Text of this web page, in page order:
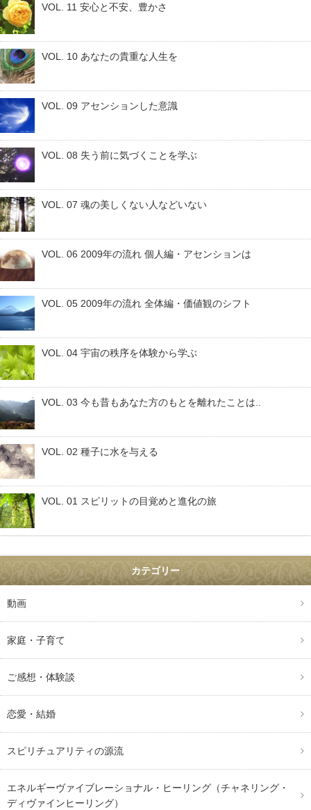
VOL. 11 安心と不安、豊かさ
VOL. 10 あなたの貴重な人生を
VOL. 09 アセンションした意識
VOL. 08 失う前に気づくことを学ぶ
VOL. 07 魂の美しくない人などいない
VOL. 06 2009年の流れ 個人編・アセンションは
VOL. 05 2009年の流れ 全体編・価値観のシフト
VOL. 04 宇宙の秩序を体験から学ぶ
VOL. 03 今も昔もあなた方のもとを離れたことは..
VOL. 02 種子に水を与える
VOL. 01 スピリットの目覚めと進化の旅
カテゴリー
動画
家庭・子育て
ご感想・体験談
恋愛・結婚
スピリチュアリティの源流
エネルギーヴァイブレーショナル・ヒーリング（チャネリング・
ディヴァインヒーリング）